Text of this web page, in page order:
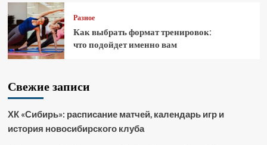
Разное
Как выбрать формат тренировок:
что подойдет именно вам
Свежие записи
ХК «Сибирь»: расписание матчей, календарь игр и
история новосибирского клуба